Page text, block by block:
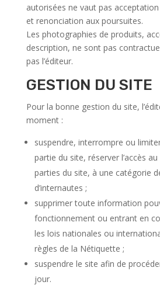
autorisées ne vaut pas
et renonciation aux poursuites.
Les photographies de produits,
description, ne sont pas
pas l’éditeur.
GESTION DU SITE
Pour la bonne gestion du site,
moment :
suspendre, interrompre ou
partie du site, réserver l’accès
parties du site, à une catégorie
d’internautes ;
supprimer toute information
fonctionnement ou entrant en
les lois nationales ou
règles de la Nétiquette ;
suspendre le site afin de
jour.